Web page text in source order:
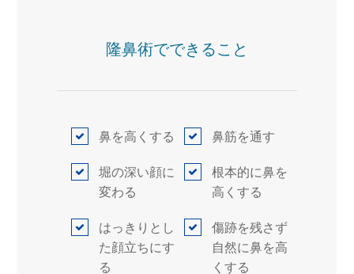
隆鼻術でできること
鼻を高くする 鼻筋を通す
堀の深い顔に
変わる
根本的に鼻を
高くする
はっきりとし
た顔立ちにす
る
傷跡を残さず
自然に鼻を高
くする